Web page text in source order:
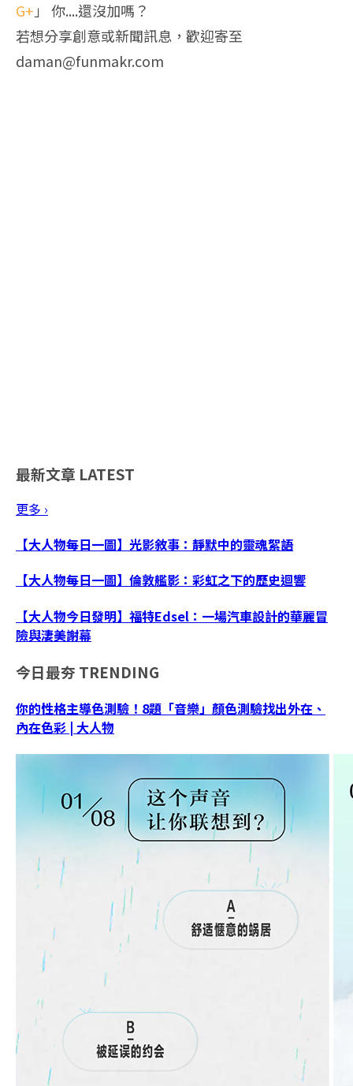
G+」 你....還沒加嗎？
若想分享創意或新聞訊息，歡迎寄至
daman@funmakr.com
最新文章 LATEST
更多 ›
【大人物每日一圖】光影敘事：靜默中的靈魂絮語
【大人物每日一圖】倫敦艦影：彩虹之下的歷史迴響
【大人物今日發明】福特Edsel：一場汽車設計的華麗冒
險與淒美謝幕
今日最夯 TRENDING
你的性格主導色測驗！8題「音樂」顏色測驗找出外在、
內在色彩 | 大人物